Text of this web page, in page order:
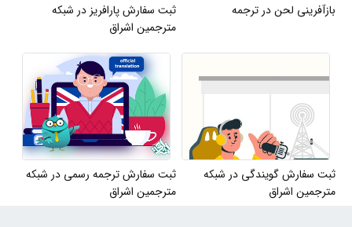
بازآفرینی لحن در ترجمه
ثبت سفارش پارافریز در شبکه
مترجمین اشراق
ثبت سفارش گویندگی در شبکه
مترجمین اشراق
ثبت سفارش ترجمه رسمی در شبکه
مترجمین اشراق